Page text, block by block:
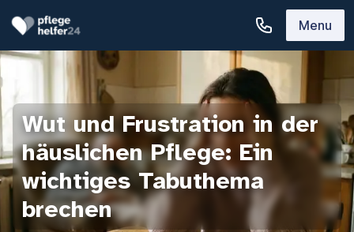
Menu
Wut und Frustration in der
häuslichen Pflege: Ein
wichtiges Tabuthema
brechen